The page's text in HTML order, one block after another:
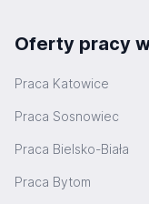
Oferty pracy
Praca Katowice
Praca Sosnowiec
Praca Bielsko-Biała
Praca Bytom